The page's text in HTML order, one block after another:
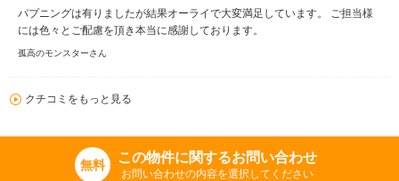
パプニングは有りましたが結果オーライで大変満足しています。 ご担当様
には色々とご配慮を頂き本当に感謝しております。
孤高のモンスターさん
クチコミをもっと見る
無料 この物件に関するお問い合わせ
お問い合わせの内容を選択してください